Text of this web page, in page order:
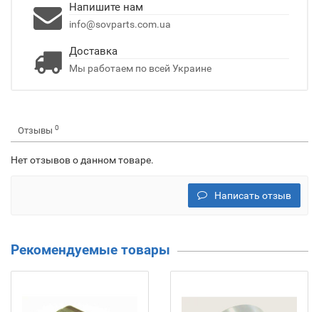
Напишите нам
info@sovparts.com.ua
Доставка
Мы работаем по всей Украине
Отзывы 0
Нет отзывов о данном товаре.
Написать отзыв
Рекомендуемые товары